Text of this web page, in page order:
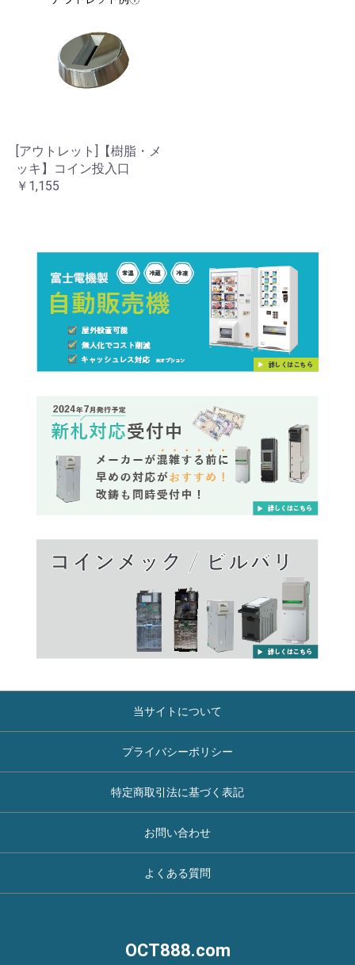
[アウトレット]【樹脂・メ
ッキ】コイン投入口
￥1,155
当サイトについて
プライバシーポリシー
特定商取引法に基づく表記
お問い合わせ
よくある質問
OCT888.com